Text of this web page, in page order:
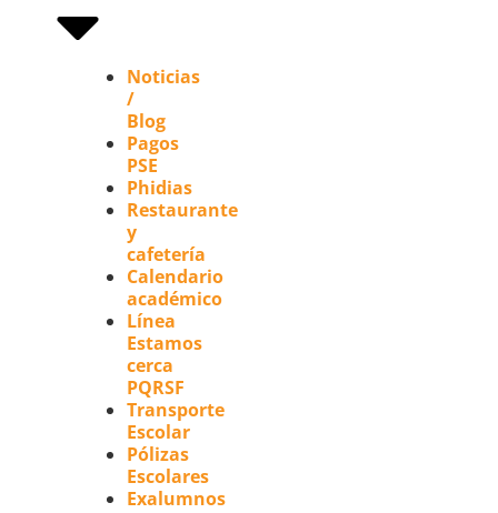
Noticias
/
Blog
Pagos
PSE
Phidias
Restaurante
y
cafetería
Calendario
académico
Línea
Estamos
cerca
PQRSF
Transporte
Escolar
Pólizas
Escolares
Exalumnos